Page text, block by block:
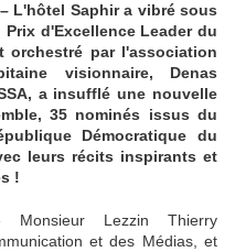
L'hôtel Saphir a vibré sous
d'Excellence Leader du
orchestré par l'association
visionnaire, Denas
a insufflé une nouvelle
35 nominés issus du
Démocratique du
leurs récits inspirants et
!
Lezzin Thierry
et des Médias, et